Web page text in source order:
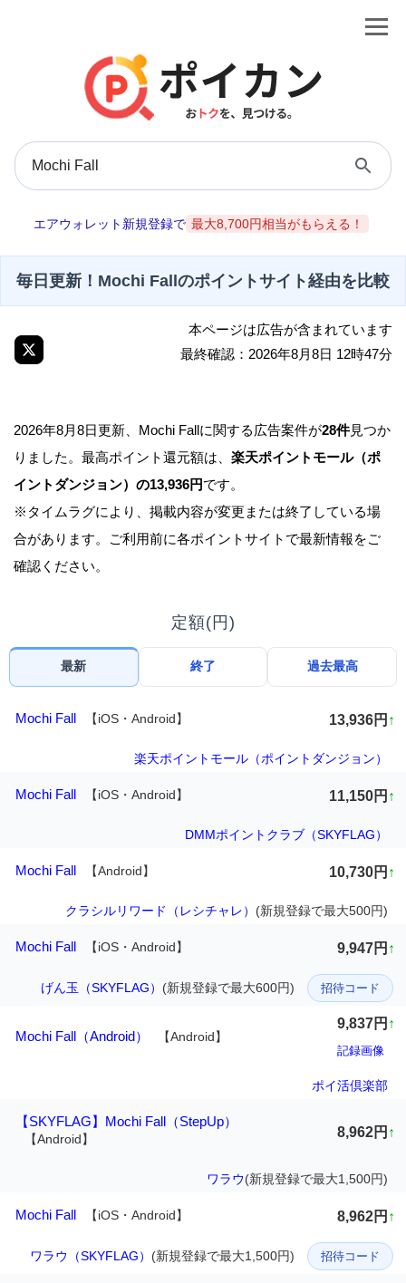
エアウォレット新規登録で 最大8,700円相当がもらえる！
毎日更新！Mochi Fallのポイントサイト経由を比較
本ページは広告が含まれています
最終確認：2026年8月8日 12時47分
2026年8月8日更新、Mochi Fallに関する広告案件が28件見つか
りました。最高ポイント還元額は、 楽天ポイントモール（ポ
イントダンジョン）の13,936円です。
※タイムラグにより、掲載内容が変更または終了している場
合があります。ご利用前に各ポイントサイトで最新情報をご
確認ください。
定額(円)
最新 終了 過去最高
Mochi Fall 【iOS・Android】 13,936円 ↑
楽天ポイントモール（ポイントダンジョン）
Mochi Fall 【iOS・Android】 11,150円 ↑
DMMポイントクラブ（SKYFLAG）
Mochi Fall 【Android】 10,730円 ↑
クラシルリワード（レシチャレ） (新規登録で最大500円)
Mochi Fall 【iOS・Android】 9,947円 ↑
げん玉（SKYFLAG） (新規登録で最大600円) 招待コード
Mochi Fall（Android） 【Android】
9,837円 ↑
記録画像
ポイ活倶楽部
【SKYFLAG】Mochi Fall（StepUp）
【Android】 8,962円 ↑
ワラウ(新規登録で最大1,500円)
Mochi Fall 【iOS・Android】 8,962円 ↑
ワラウ（SKYFLAG） (新規登録で最大1,500円) 招待コード